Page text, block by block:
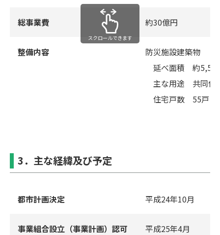
総事業費 約30億円
整備内容
防災施設建築物
延べ⾯積 約
主な⽤途 共同住
住宅⼾数 55⼾
スクロールできます
3．主な経緯及び予定
都市計画決定 平成24年10⽉
事業組合設⽴（事業計画）認可 平成25年4⽉